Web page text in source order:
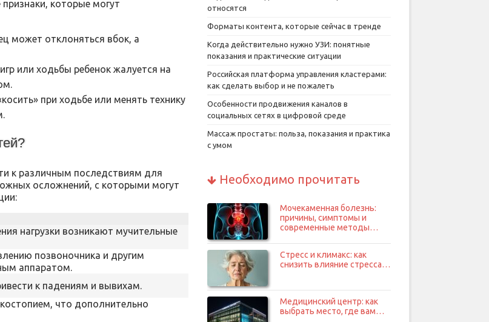
которые могут
может отклоняться вбок, а
или ходьбы ребенок жалуется на
при ходьбе или менять технику
к различным последствиям для
осложнений, с которыми могут
нагрузки возникают мучительные
позвоночника и другим
аппаратом.
к падениям и вывихам.
что дополнительно
относятся
Форматы контента, которые сейчас в тренде
Когда действительно нужно УЗИ: понятные
показания и практические ситуации
Российская платформа управления кластерами:
как сделать выбор и не пожалеть
Особенности продвижения каналов в
социальных сетях в цифровой среде
Массаж простаты: польза, показания и практика
с умом
Необходимо прочитать
Мочекаменная болезнь:
причины, симптомы и
современные методы…
Стресс и климакс: как
снизить влияние стресса…
Медицинский центр: как
выбрать место, где вам…